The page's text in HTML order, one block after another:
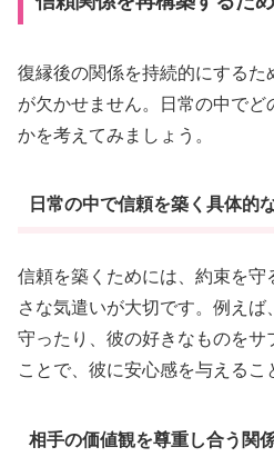
復縁後の関係を持続的にする
が欠かせません。日常の中でど
かを考えてみましょう。
日常の中で信頼を築く具体的
信頼を築くためには、約束を
さな気遣いが大切です。例えば
守ったり、彼の好きなものをサ
ことで、彼に安心感を与えるこ
相手の価値観を尊重し合う関